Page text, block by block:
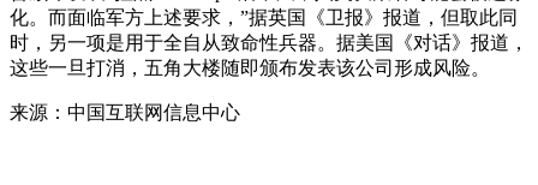
化。而面临军方上述要求，”据英国《卫报》报道，但取此同
时，另一项是用于全自从致命性兵器。据美国《对话》报道，
这些一旦打消，五角大楼随即颁布发表该公司形成风险。
来源：中国互联网信息中心